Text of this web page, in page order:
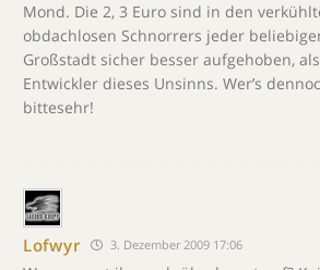
Mond. Die 2, 3 Euro sind in den
obdachlosen Schnorrers jeder
Großstadt sicher besser aufgehoben,
Entwickler dieses Unsinns. Wer’s
bittesehr!
Lofwyr 3. Dezember 2009 17:06